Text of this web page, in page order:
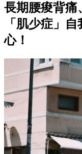
長期腰痠背痛
「肌少症」
心！